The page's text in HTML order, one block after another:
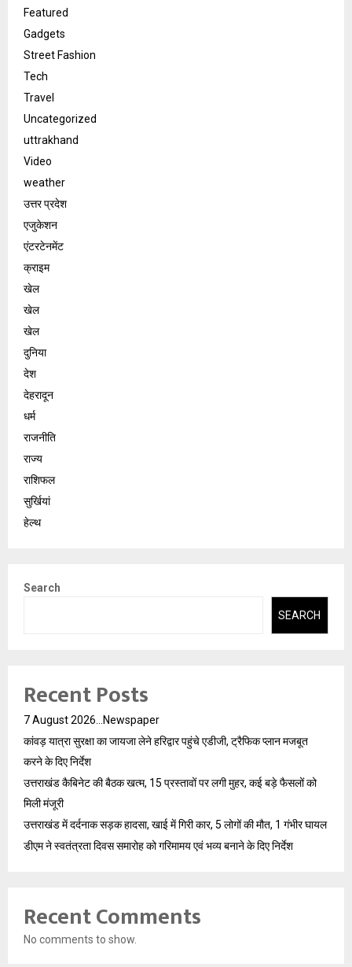
Featured
Gadgets
Street Fashion
Tech
Travel
Uncategorized
uttrakhand
Video
weather
उत्तर प्रदेश
एजुकेशन
एंटरटेनमेंट
क्राइम
खेल
खेल
खेल
दुनिया
देश
देहरादून
धर्म
राजनीति
राज्य
राशिफल
सुर्खियां
हेल्थ
Search
SEARCH
Recent Posts
7 August 2026…Newspaper
कांवड़ यात्रा सुरक्षा का जायजा लेने हरिद्वार पहुंचे एडीजी, ट्रैफिक प्लान मजबूत
करने के दिए निर्देश
उत्तराखंड कैबिनेट की बैठक खत्म, 15 प्रस्तावों पर लगी मुहर, कई बड़े फैसलों को
मिली मंजूरी
उत्तराखंड में दर्दनाक सड़क हादसा, खाई में गिरी कार, 5 लोगों की मौत, 1 गंभीर घायल
डीएम ने स्वतंत्रता दिवस समारोह को गरिमामय एवं भव्य बनाने के दिए निर्देश
Recent Comments
No comments to show.